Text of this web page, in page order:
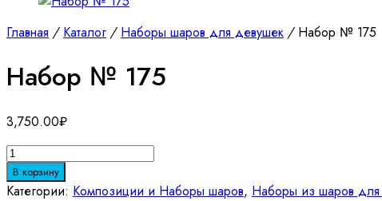
Главная / Каталог / Наборы шаров для девушек /Набор № 175
Набор № 175
3,750.00₽
Количество
товара
Набор
В корзину
Категории: Композиции и Наборы шаров, Наборы из шаров для